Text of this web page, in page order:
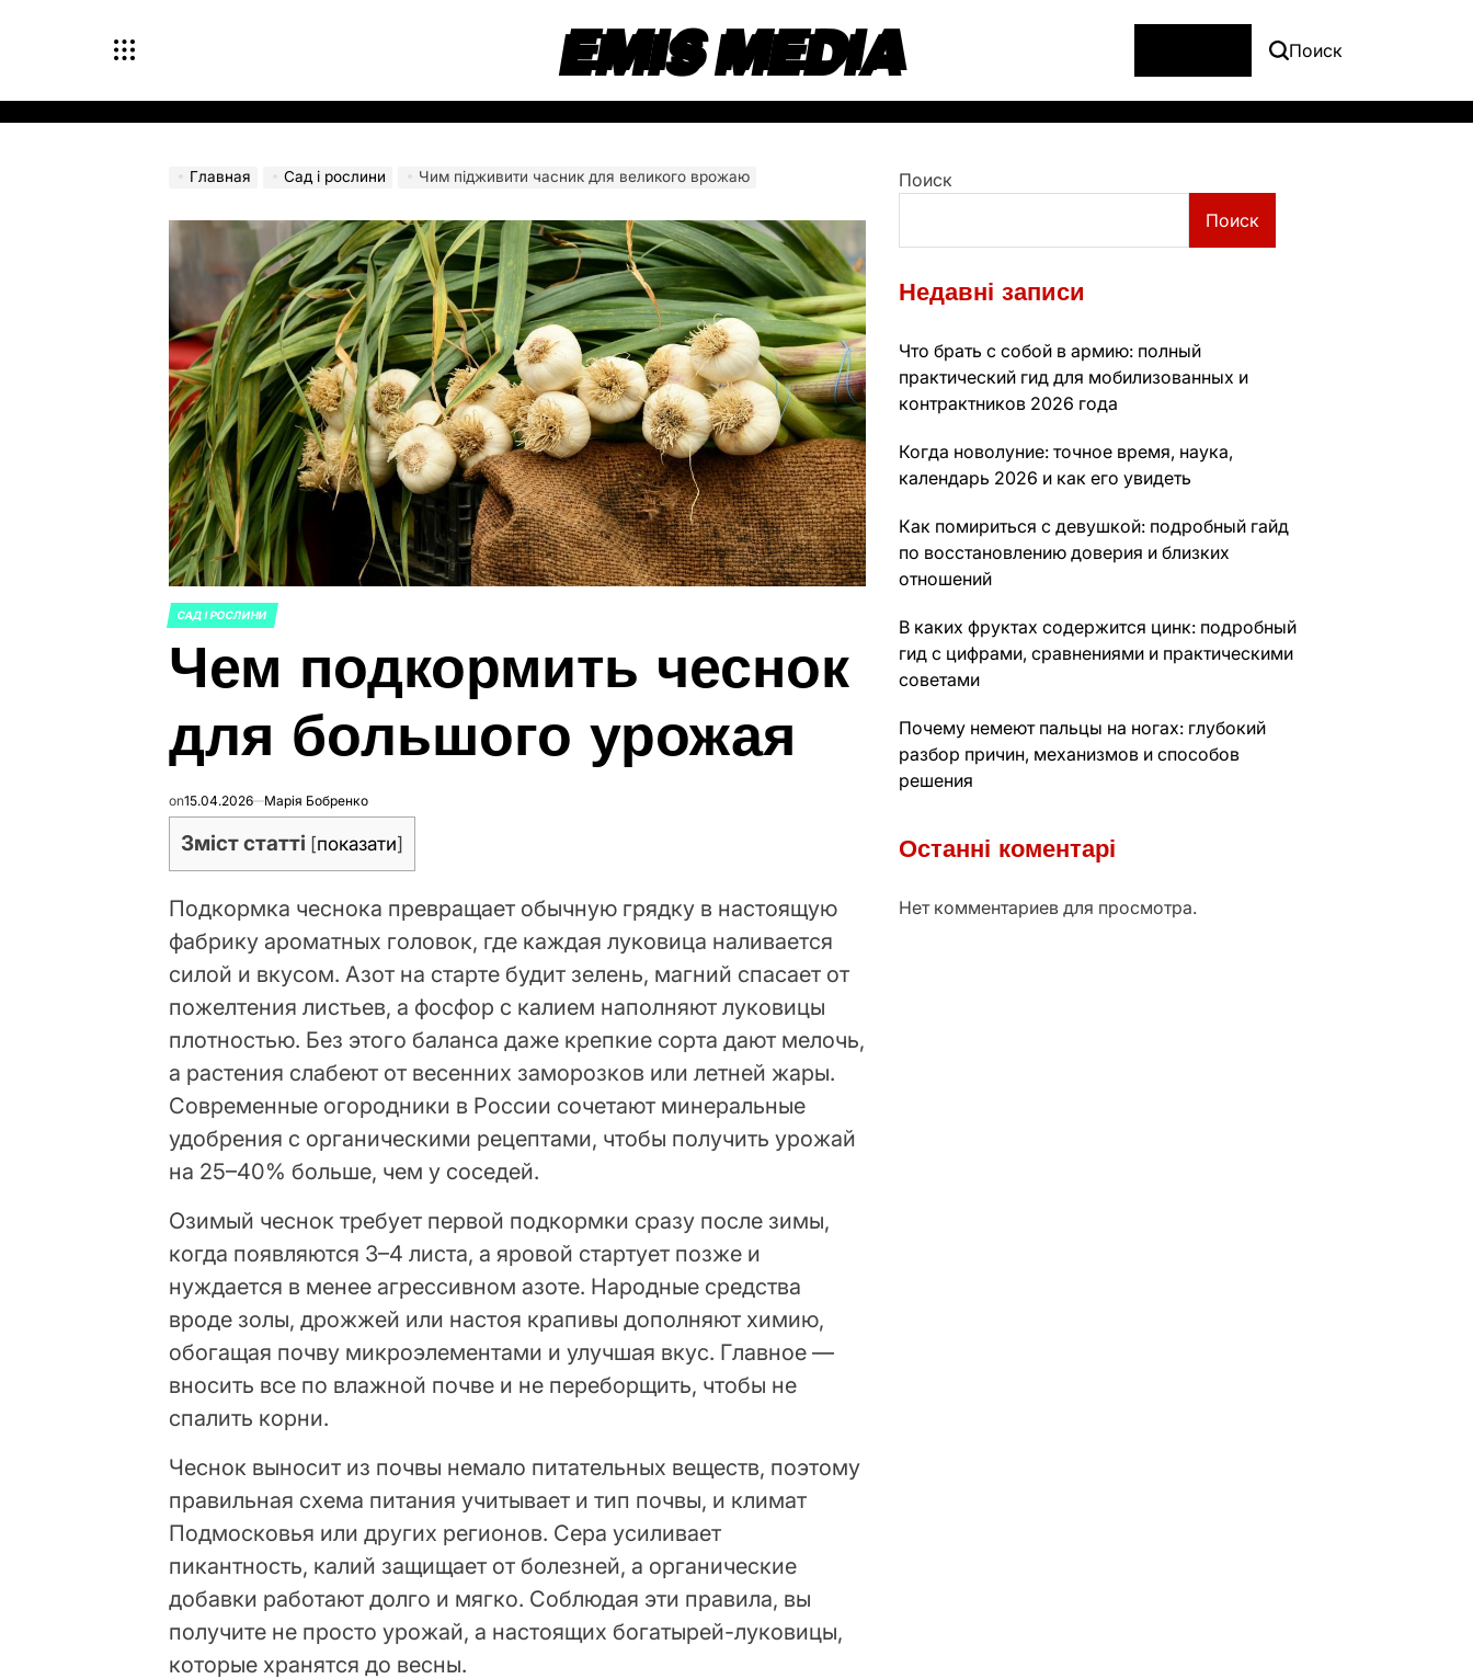
содержимому
EMIS MEDIA Поиск
Главная Сад і рослини Чим підживити часник для великого врожаю
ОПУБЛИКОВАНО
САД І РОСЛИНИ
Чем подкормить чеснок
для большого урожая
on15.04.2026 Марія Бобренко
Зміст статті [показати]
Подкормка чеснока превращает обычную грядку в настоящую
фабрику ароматных головок, где каждая луковица наливается
силой и вкусом. Азот на старте будит зелень, магний спасает от
пожелтения листьев, а фосфор с калием наполняют луковицы
плотностью. Без этого баланса даже крепкие сорта дают мелочь,
а растения слабеют от весенних заморозков или летней жары.
Современные огородники в России сочетают минеральные
удобрения с органическими рецептами, чтобы получить урожай
на 25–40% больше, чем у соседей.
Озимый чеснок требует первой подкормки сразу после зимы,
когда появляются 3–4 листа, а яровой стартует позже и
нуждается в менее агрессивном азоте. Народные средства
вроде золы, дрожжей или настоя крапивы дополняют химию,
обогащая почву микроэлементами и улучшая вкус. Главное —
вносить все по влажной почве и не переборщить, чтобы не
спалить корни.
Чеснок выносит из почвы немало питательных веществ, поэтому
правильная схема питания учитывает и тип почвы, и климат
Подмосковья или других регионов. Сера усиливает
пикантность, калий защищает от болезней, а органические
добавки работают долго и мягко. Соблюдая эти правила, вы
получите не просто урожай, а настоящих богатырей-луковицы,
которые хранятся до весны.
Поиск
Поиск
Недавні записи
Что брать с собой в армию: полный
практический гид для мобилизованных и
контрактников 2026 года
Когда новолуние: точное время, наука,
календарь 2026 и как его увидеть
Как помириться с девушкой: подробный гайд
по восстановлению доверия и близких
отношений
В каких фруктах содержится цинк: подробный
гид с цифрами, сравнениями и практическими
советами
Почему немеют пальцы на ногах: глубокий
разбор причин, механизмов и способов
решения
Останні коментарі
Нет комментариев для просмотра.